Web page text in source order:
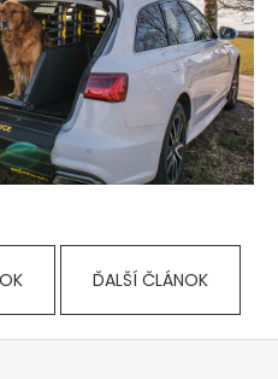
ĎALŠÍ ČLÁNOK